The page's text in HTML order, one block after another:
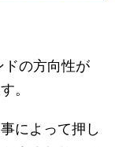
ドの方向性が
。
によって押し